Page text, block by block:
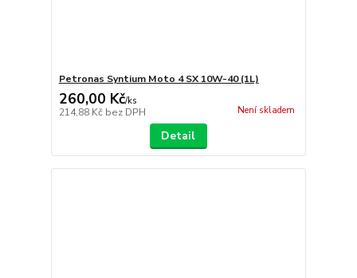
Petronas Syntium Moto 4 SX 10W-40 (1L)
260,00 Kč/ks
214,88 Kč bez DPH Není skladem
Detail